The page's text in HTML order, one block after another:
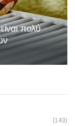
πολύ
(143)